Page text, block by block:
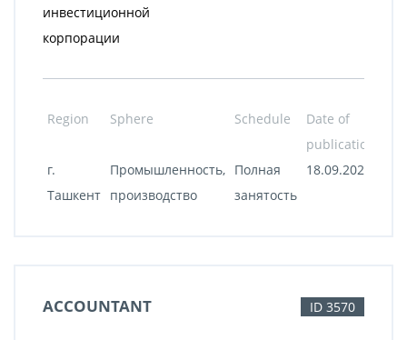
инвестиционной
корпорации
Region Sphere Schedule
Date of
publication
г.
Ташкент
Промышленность,
производство
Полная
занятость
18.09.2020
ACCOUNTANT ID 3570